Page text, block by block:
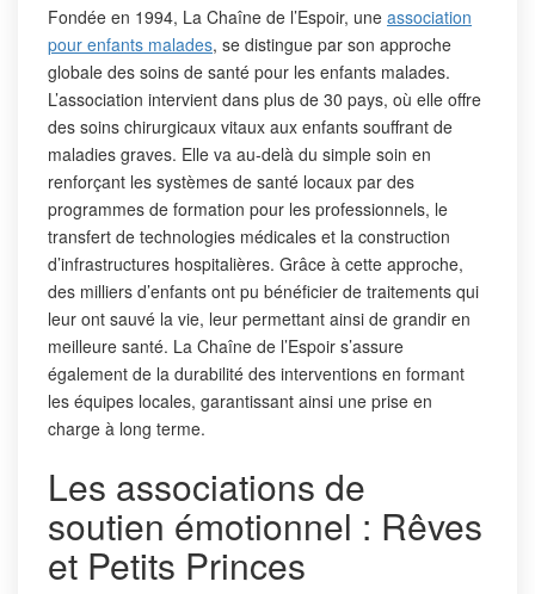
Fondée en 1994, La Chaîne de l’Espoir, une association
pour enfants malades, se distingue par son approche
globale des soins de santé pour les enfants malades.
L’association intervient dans plus de 30 pays, où elle offre
des soins chirurgicaux vitaux aux enfants souffrant de
maladies graves. Elle va au-delà du simple soin en
renforçant les systèmes de santé locaux par des
programmes de formation pour les professionnels, le
transfert de technologies médicales et la construction
d’infrastructures hospitalières. Grâce à cette approche,
des milliers d’enfants ont pu bénéficier de traitements qui
leur ont sauvé la vie, leur permettant ainsi de grandir en
meilleure santé. La Chaîne de l’Espoir s’assure
également de la durabilité des interventions en formant
les équipes locales, garantissant ainsi une prise en
charge à long terme.
Les associations de
soutien émotionnel : Rêves
et Petits Princes